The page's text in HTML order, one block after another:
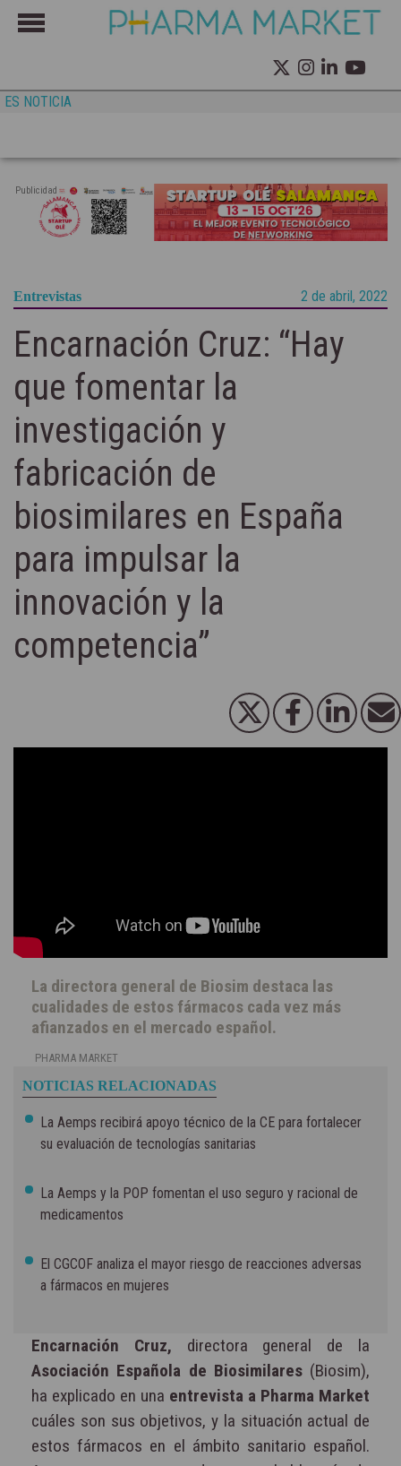
ES NOTICIA
Publicidad
Entrevistas 2 de abril, 2022
Encarnación Cruz: “Hay
que fomentar la
investigación y
fabricación de
biosimilares en España
para impulsar la
innovación y la
competencia”
La directora general de Biosim destaca las
cualidades de estos fármacos cada vez más
afianzados en el mercado español.
PHARMA MARKET
NOTICIAS RELACIONADAS
La Aemps recibirá apoyo técnico de la CE para fortalecer
su evaluación de tecnologías sanitarias
La Aemps y la POP fomentan el uso seguro y racional de
medicamentos
El CGCOF analiza el mayor riesgo de reacciones adversas
a fármacos en mujeres
Encarnación Cruz, directora general de la
Asociación Española de Biosimilares(Biosim),
ha explicado en una entrevista a Pharma Market
cuáles son sus objetivos, y la situación actual de
estos fármacos en el ámbito sanitario español.